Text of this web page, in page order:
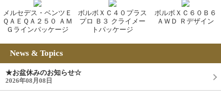
メルセデス・ベンツＥ
ＱＡＥＱＡ２５０ ＡＭ
Ｇラインパッケージ
ボルボＸＣ４０プラス
プロ Ｂ３ クライメー
トパッケージ
ボルボＸＣ６０Ｂ６
ＡＷＤ Ｒデザイン
News & Topics
★お盆休みのお知らせ☆
2026年08月08日